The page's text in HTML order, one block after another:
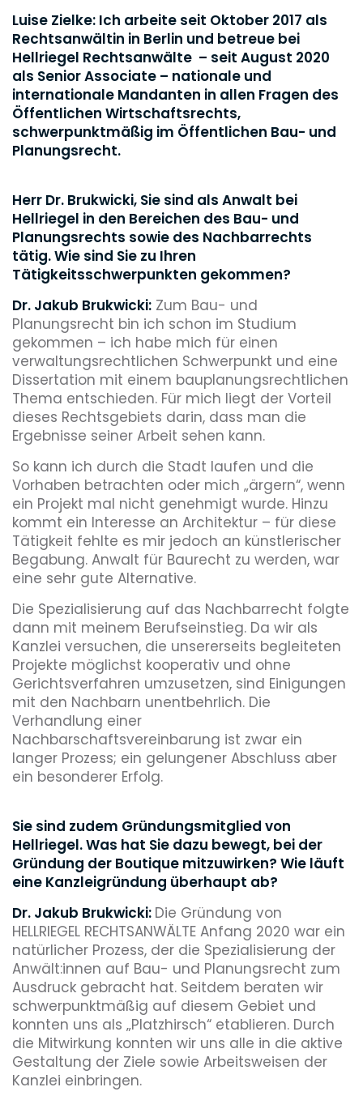
Luise Zielke: Ich arbeite seit Oktober 2017 als
Rechtsanwältin in Berlin und betreue bei
Hellriegel Rechtsanwälte – seit August 2020
als Senior Associate – nationale und
internationale Mandanten in allen Fragen des
Öffentlichen Wirtschaftsrechts,
schwerpunktmäßig im Öffentlichen Bau- und
Planungsrecht.
Herr Dr. Brukwicki, Sie sind als Anwalt bei
Hellriegel in den Bereichen des Bau- und
Planungsrechts sowie des Nachbarrechts
tätig. Wie sind Sie zu Ihren
Tätigkeitsschwerpunkten gekommen?
Dr. Jakub Brukwicki: Zum Bau- und
Planungsrecht bin ich schon im Studium
gekommen – ich habe mich für einen
verwaltungsrechtlichen Schwerpunkt und eine
Dissertation mit einem bauplanungsrechtlichen
Thema entschieden. Für mich liegt der Vorteil
dieses Rechtsgebiets darin, dass man die
Ergebnisse seiner Arbeit sehen kann.
So kann ich durch die Stadt laufen und die
Vorhaben betrachten oder mich „ärgern“, wenn
ein Projekt mal nicht genehmigt wurde. Hinzu
kommt ein Interesse an Architektur – für diese
Tätigkeit fehlte es mir jedoch an künstlerischer
Begabung. Anwalt für Baurecht zu werden, war
eine sehr gute Alternative.
Die Spezialisierung auf das Nachbarrecht folgte
dann mit meinem Berufseinstieg. Da wir als
Kanzlei versuchen, die unsererseits begleiteten
Projekte möglichst kooperativ und ohne
Gerichtsverfahren umzusetzen, sind Einigungen
mit den Nachbarn unentbehrlich. Die
Verhandlung einer
Nachbarschaftsvereinbarung ist zwar ein
langer Prozess; ein gelungener Abschluss aber
ein besonderer Erfolg.
Sie sind zudem Gründungsmitglied von
Hellriegel. Was hat Sie dazu bewegt, bei der
Gründung der Boutique mitzuwirken? Wie läuft
eine Kanzleigründung überhaupt ab?
Dr. Jakub Brukwicki: Die Gründung von
HELLRIEGEL RECHTSANWÄLTE Anfang 2020 war ein
natürlicher Prozess, der die Spezialisierung der
Anwält:innen auf Bau- und Planungsrecht zum
Ausdruck gebracht hat. Seitdem beraten wir
schwerpunktmäßig auf diesem Gebiet und
konnten uns als „Platzhirsch“ etablieren. Durch
die Mitwirkung konnten wir uns alle in die aktive
Gestaltung der Ziele sowie Arbeitsweisen der
Kanzlei einbringen.